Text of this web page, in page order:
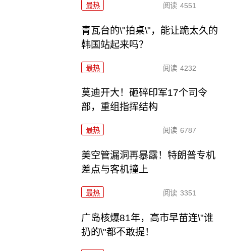
最热 阅读 4551
青瓦台的\"拍桌\"，能让跪太久的
韩国站起来吗？
最热 阅读 4232
莫迪开大！砸碎印军17个司令
部，重组指挥结构
最热 阅读 6787
美空管漏洞再暴露！特朗普专机
差点与客机撞上
最热 阅读 3351
广岛核爆81年，高市早苗连\"谁
扔的\"都不敢提！